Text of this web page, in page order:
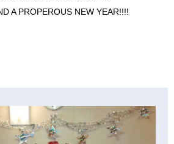
A PROPEROUS NEW YEAR!!!!